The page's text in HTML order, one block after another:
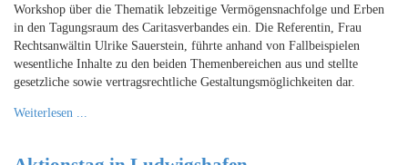
Workshop über die Thematik lebzeitige Vermögensnachfolge und Erben
in den Tagungsraum des Caritasverbandes ein. Die Referentin, Frau
Rechtsanwältin Ulrike Sauerstein, führte anhand von Fallbeispielen
wesentliche Inhalte zu den beiden Themenbereichen aus und stellte
gesetzliche sowie vertragsrechtliche Gestaltungsmöglichkeiten dar.
Weiterlesen ...